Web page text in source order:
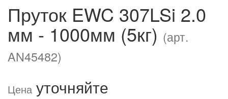
Пруток EWC 307LSi 2.0
мм - 1000мм (5кг) (арт.
AN45482)
Цена уточняйте